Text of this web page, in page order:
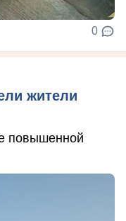
0
жители
повышенной